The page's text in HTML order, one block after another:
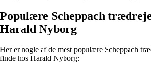
Populære Scheppach
Harald Nyborg
Her er nogle af de mest populære Scheppach
finde hos Harald Nyborg: